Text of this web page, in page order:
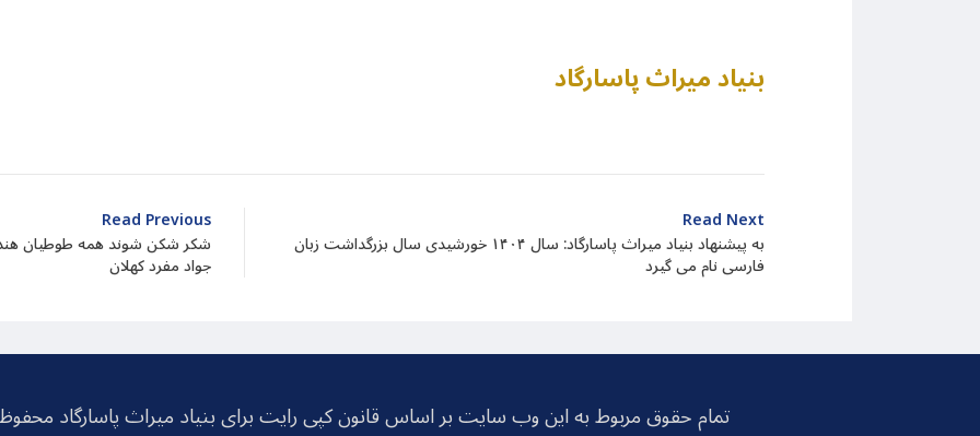
بنیاد میراث پاسارگاد
Read Previous
شکر شکن شوند همه طوطیان
جواد مفرد کهلان
Read Next
به پیشنهاد بنیاد میراث پاسارگاد: سال ۱۴۰۴ خورشیدی سال بزرگداشت زبان
فارسی نام می گیرد
تمام حقوق مربوط به این وب سایت بر اساس قانون کپی رایت برای بنیاد میراث پاسارگاد